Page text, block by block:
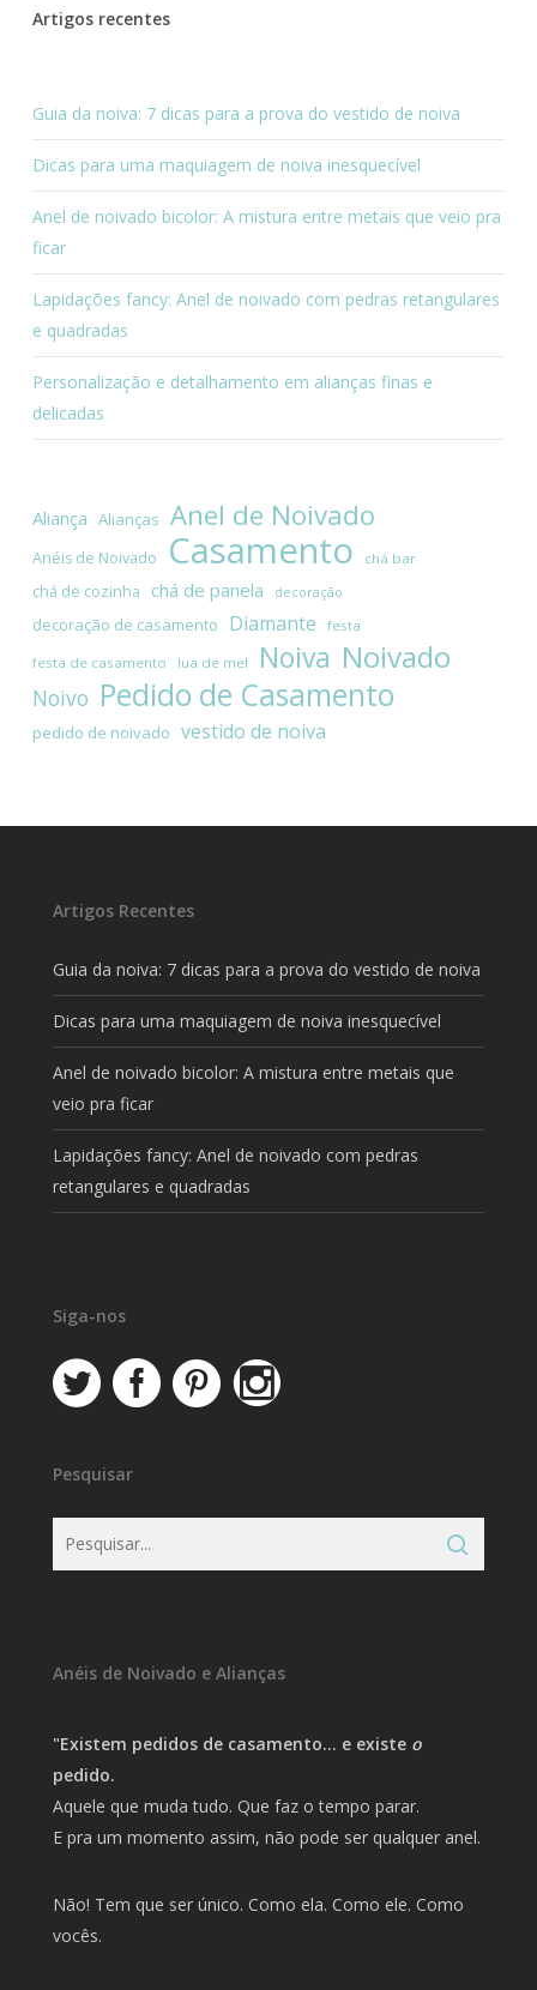
Artigos recentes
Guia da noiva: 7 dicas para a prova do vestido de noiva
Dicas para uma maquiagem de noiva inesquecível
Anel de noivado bicolor: A mistura entre metais que veio pra
ficar
Lapidações fancy: Anel de noivado com pedras retangulares
e quadradas
Personalização e detalhamento em alianças finas e
delicadas
Aliança Alianças Anel de Noivado
Anéis de Noivado Casamento chá bar
chá de cozinha chá de panela decoração
decoração de casamento Diamante festa
festa de casamento lua de mel Noiva Noivado
Noivo Pedido de Casamento
pedido de noivado vestido de noiva
Artigos Recentes
Guia da noiva: 7 dicas para a prova do vestido de noiva
Dicas para uma maquiagem de noiva inesquecível
Anel de noivado bicolor: A mistura entre metais que
veio pra ficar
Lapidações fancy: Anel de noivado com pedras
retangulares e quadradas
Siga-nos
Pesquisar
Anéis de Noivado e Alianças
"Existem pedidos de casamento… e existe o
pedido.
Aquele que muda tudo. Que faz o tempo parar.
E pra um momento assim, não pode ser qualquer anel.
Não! Tem que ser único. Como ela. Como ele. Como
vocês.